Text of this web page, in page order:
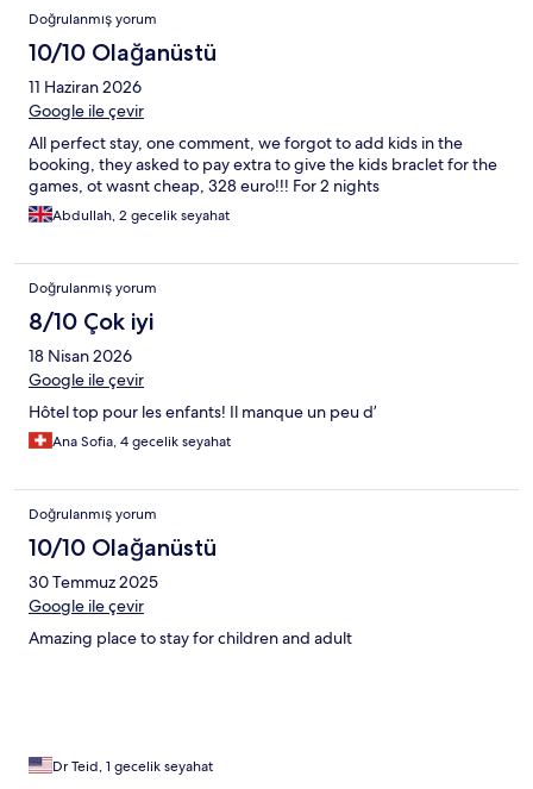
Doğrulanmış yorum
10/10 Olağanüstü
11 Haziran 2026
Google ile çevir
All perfect stay, one comment, we forgot to add kids in the
booking, they asked to pay extra to give the kids braclet for the
games, ot wasnt cheap, 328 euro!!! For 2 nights
Abdullah, 2 gecelik seyahat
Doğrulanmış yorum
8/10 Çok iyi
18 Nisan 2026
Google ile çevir
Hôtel top pour les enfants! Il manque un peu d’
Ana Sofia, 4 gecelik seyahat
Doğrulanmış yorum
10/10 Olağanüstü
30 Temmuz 2025
Google ile çevir
Amazing place to stay for children and adult
Dr Teid, 1 gecelik seyahat